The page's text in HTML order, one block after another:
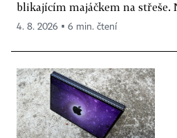
blikajícím majáčkem na střeše.
4. 8. 2026 ▪ 6 min. čtení